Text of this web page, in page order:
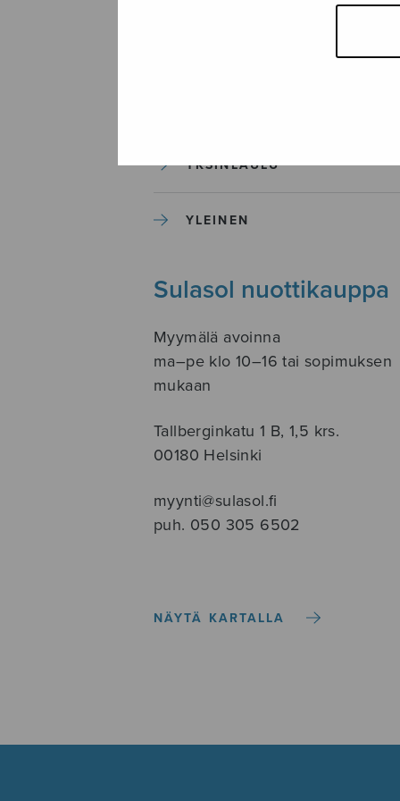
SOITINKOULUT JA OPPAAT
YKSINLAULU
YLEINEN
Sulasol nuottikauppa
Myymälä avoinna
ma–pe klo 10–16 tai sopimuksen
mukaan
Tallberginkatu 1 B, 1,5 krs.
00180 Helsinki
myynti@sulasol.fi
puh. 050 305 6502
NÄYTÄ KARTALLA